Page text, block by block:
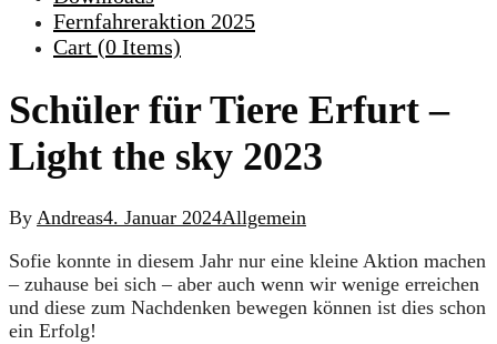
Fernfahreraktion 2025
Cart (0 Items)
Schüler für Tiere Erfurt –
Light the sky 2023
By Andreas4. Januar 2024Allgemein
Sofie konnte in diesem Jahr nur eine kleine Aktion machen
– zuhause bei sich – aber auch wenn wir wenige erreichen
und diese zum Nachdenken bewegen können ist dies schon
ein Erfolg!